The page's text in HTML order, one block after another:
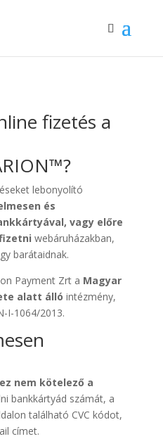
fizetés a
lebonyolító
és
vagy előre
webáruházakban,
barátaidnak.
Payment Zrt a Magyar
alatt álló intézmény,
I-1064/2013.
nem kötelező a
bankkártyád számát, a
található CVC kódot,
címet.